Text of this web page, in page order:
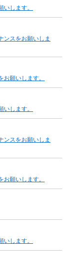
いします。
ンスをお願いしま
お願いします。
いします。
ンスをお願いしま
お願いします。
いします。